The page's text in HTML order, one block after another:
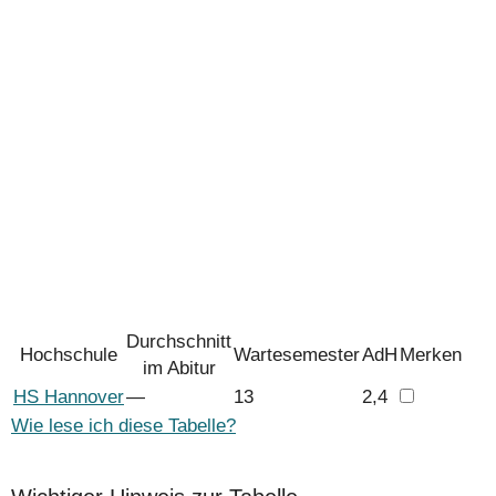
Hochschule
Durchschnitt
im Abitur
WartesemesterAdH Merken
HS Hannover― 13
2,4
Wie lese ich diese Tabelle?